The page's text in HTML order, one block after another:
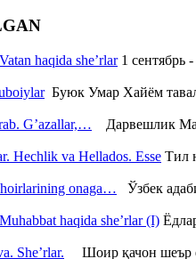
haqida she’rlar1 сентябрь
Буюк Умар Хайём
G’azallar,… Дарвешлик
Hechlik va Hellados. Esse Тил
onaga… Ўзбек
haqida she’rlar (I)
She’rlar. Шоир қачон шеър